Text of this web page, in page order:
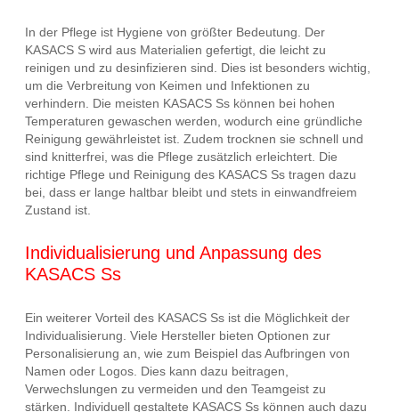
In der Pflege ist Hygiene von größter Bedeutung. Der
KASACS S wird aus Materialien gefertigt, die leicht zu
reinigen und zu desinfizieren sind. Dies ist besonders wichtig,
um die Verbreitung von Keimen und Infektionen zu
verhindern. Die meisten KASACS Ss können bei hohen
Temperaturen gewaschen werden, wodurch eine gründliche
Reinigung gewährleistet ist. Zudem trocknen sie schnell und
sind knitterfrei, was die Pflege zusätzlich erleichtert. Die
richtige Pflege und Reinigung des KASACS Ss tragen dazu
bei, dass er lange haltbar bleibt und stets in einwandfreiem
Zustand ist.
Individualisierung und Anpassung des
KASACS Ss
Ein weiterer Vorteil des KASACS Ss ist die Möglichkeit der
Individualisierung. Viele Hersteller bieten Optionen zur
Personalisierung an, wie zum Beispiel das Aufbringen von
Namen oder Logos. Dies kann dazu beitragen,
Verwechslungen zu vermeiden und den Teamgeist zu
stärken. Individuell gestaltete KASACS Ss können auch dazu